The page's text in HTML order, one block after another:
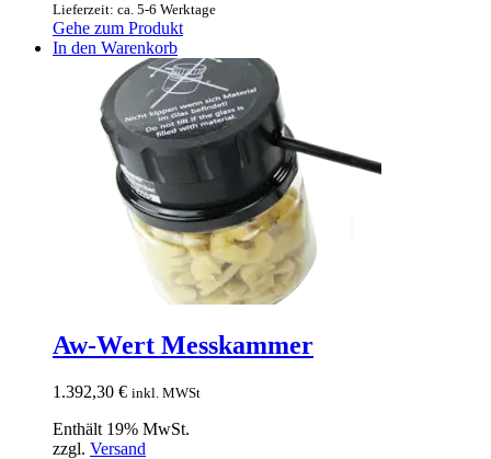
Lieferzeit: ca. 5-6 Werktage
Gehe zum Produkt
In den Warenkorb
Aw-Wert Messkammer
1.392,30 € inkl. MWSt
Enthält 19% MwSt.
zzgl. Versand